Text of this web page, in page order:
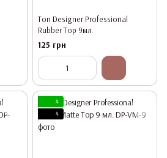
Топ Designer Professional
Rubber Top 9мл.
125 грн
4
4